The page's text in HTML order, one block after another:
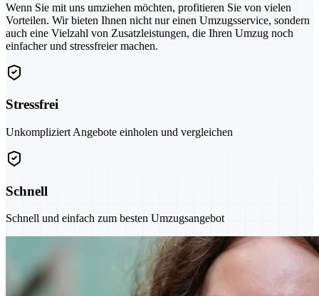
Wenn Sie mit uns umziehen möchten, profitieren Sie von vielen
Vorteilen. Wir bieten Ihnen nicht nur einen Umzugsservice, sondern
auch eine Vielzahl von Zusatzleistungen, die Ihren Umzug noch
einfacher und stressfreier machen.
Stressfrei
Unkompliziert Angebote einholen und vergleichen
Schnell
Schnell und einfach zum besten Umzugsangebot